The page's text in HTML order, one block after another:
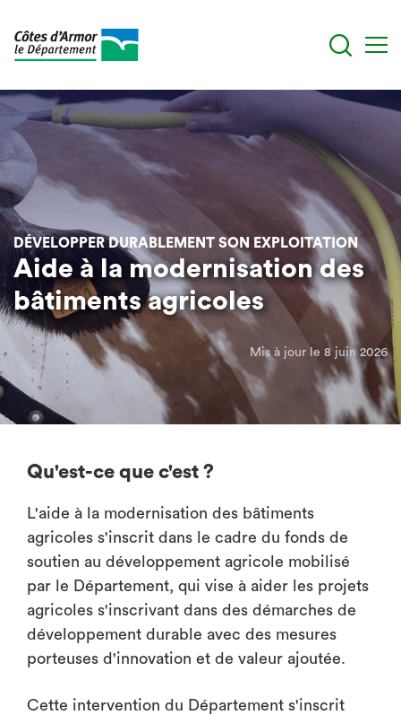
Aller
contenu
principal
DÉVELOPPER DURABLEMENT SON EXPLOITATION
Aide à la modernisation des
bâtiments agricoles
Mis à jour le 8 juin 2026
Qu'est-ce que c'est ?
L'aide à la modernisation des bâtiments
agricoles s'inscrit dans le cadre du fonds de
soutien au développement agricole mobilisé
par le Département, qui vise à aider les projets
agricoles s'inscrivant dans des démarches de
développement durable avec des mesures
porteuses d'innovation et de valeur ajoutée.
Cette intervention du Département s'inscrit